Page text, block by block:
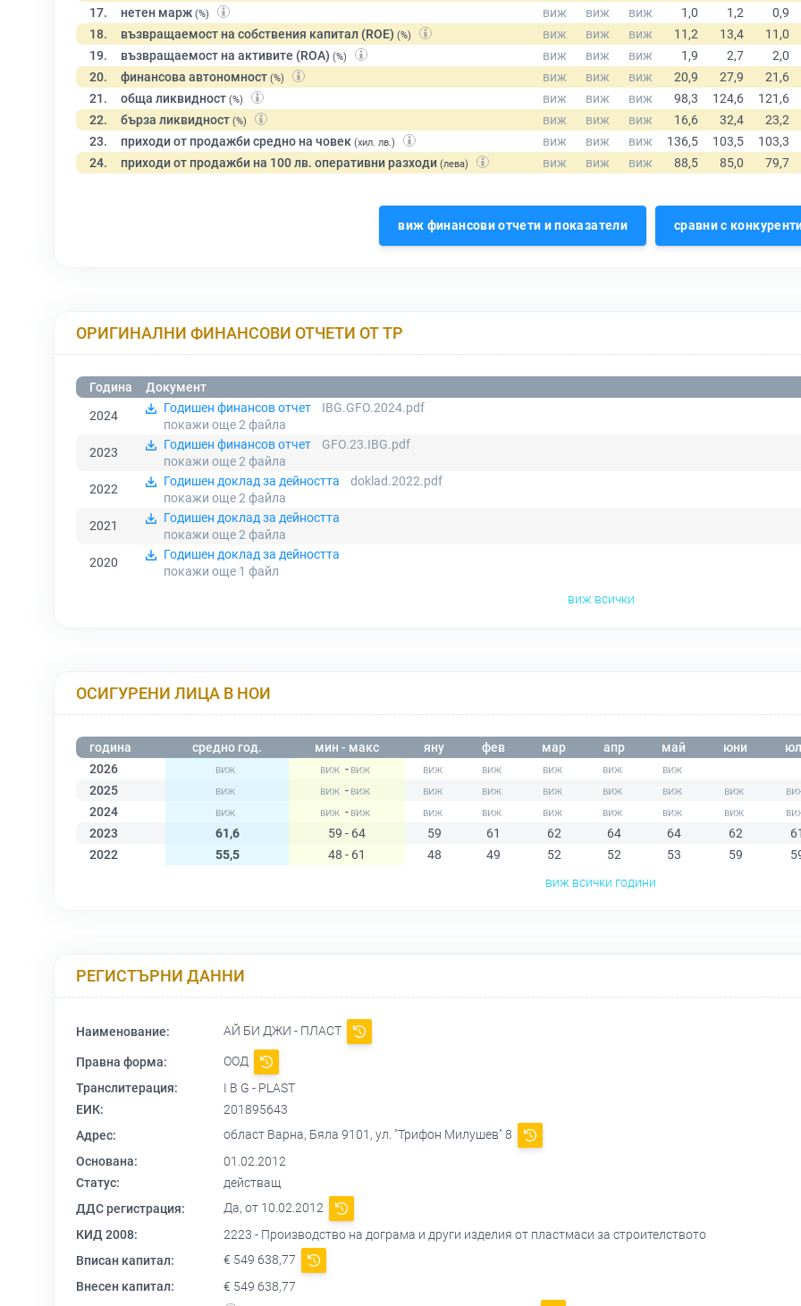
17. нетен марж (%)
18. възвращаемост на собствения капитал (ROE) (%)
19. възвращаемост на активите (ROA) (%)
20. финансова автономност (%)
21. обща ликвидност (%)
22. бърза ликвидност (%)
23. приходи от продажби средно на човек (хил. лв.)
24. приходи от продажби на 100 лв. оперативни разходи (лева)
виж финансови отчети и показатели сравни с
ОРИГИНАЛНИ ФИНАНСОВИ ОТЧЕТИ ОТ ТР
Година
Документ
2024
Годишен финансов отчет
IBG.GFO.2024.pdf
покажи още 2 файла
2023
Годишен финансов отчет
GFO.23.IBG.pdf
покажи още 2 файла
2022
Годишен доклад за дейността
doklad.2022.pdf
покажи още 2 файла
2021
Годишен доклад за дейността
покажи още 2 файла
2020
Годишен доклад за дейността
покажи още 1 файл
виж всички
ОСИГУРЕНИ ЛИЦА В НОИ
година средно год. мин - макс яну фев мар апр май юни
2026
-
2025
-
2024
-
2023
61,6 59 - 64 59 61 62 64 64 62
2022
55,5 48 - 61 48 49 52 52 53 59
виж всички години
РЕГИСТЪРНИ ДАННИ
Наименование: АЙ БИ ДЖИ - ПЛАСТ
Правна форма:
ООД
Транслитерация:
I B G - PLAST
ЕИК:
201895643
Адрес:
област Варна, Бяла 9101, ул. "Трифон Милушев" 8
Основана:
01.02.2012
Статус:
действащ
ДДС регистрация:
Да, от 10.02.2012
КИД 2008:
2223 - Производство на дограма и други изделия от пластмаси за строителството
Вписан капитал:
€ 549 638,77
Внесен капитал:
€ 549 638,77